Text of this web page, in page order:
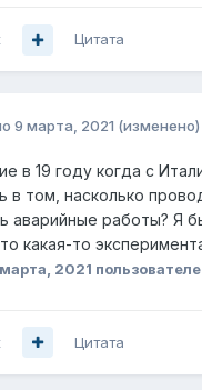
Цитата
9 марта, 2021 (изменено)
в 19 году когда с
в том, насколько
аварийные работы? Я
какая-то
2021
Цитата